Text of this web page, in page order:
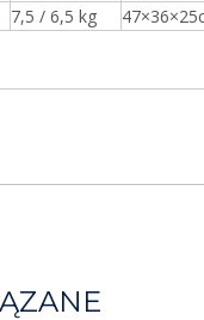
7,5 / 6,5 kg